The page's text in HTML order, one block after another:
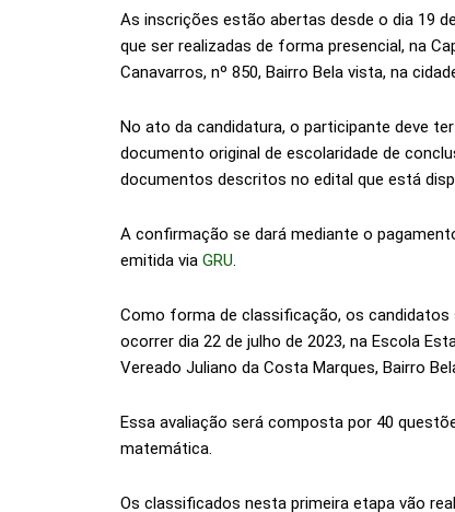
As inscrições estão abertas desde o dia 19
que ser realizadas de forma presencial, na
Canavarros, nº 850, Bairro Bela vista, na
No ato da candidatura, o participante deve
documento original de escolaridade de
documentos descritos no edital que está
A confirmação se dará mediante o
emitida via GRU.
Como forma de classificação, os
ocorrer dia 22 de julho de 2023, na Escola
Vereado Juliano da Costa Marques, Bairro
Essa avaliação será composta por 40
matemática.
Os classificados nesta primeira etapa vão